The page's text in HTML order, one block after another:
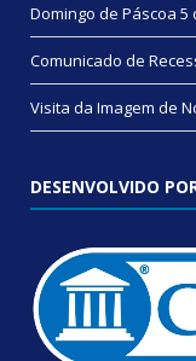
Domingo de Páscoa 5
Comunicado de
Visita da Imagem de
DESENVOLVIDO